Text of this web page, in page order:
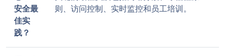
安全最
佳实
践？
则、访问控制、实时监控和员工培训。